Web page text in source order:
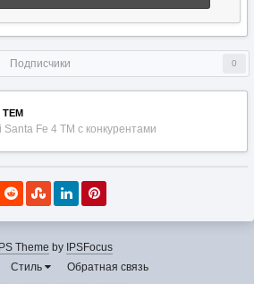
Подписчики 0
ТЕМ
Fe 4 TM с конкурентами
Theme by IPSFocus
Стиль Обратная связь